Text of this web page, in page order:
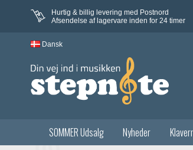
Hurtig & billig levering med Postnord
Afsendelse af lagervare inden for 24 timer
Dansk
SOMMER Udsalg Nyheder